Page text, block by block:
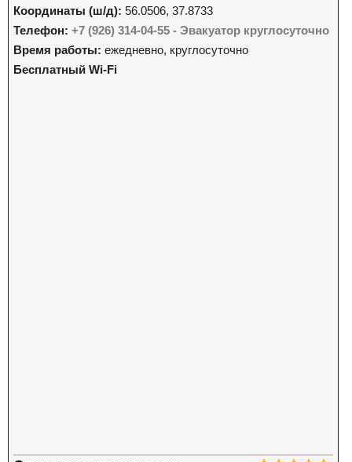
Координаты (ш/д): 56.0506, 37.8733
Телефон: +7 (926) 314-04-55 - Эвакуатор круглосуточно
Время работы: ежедневно, круглосуточно
Бесплатный Wi-Fi